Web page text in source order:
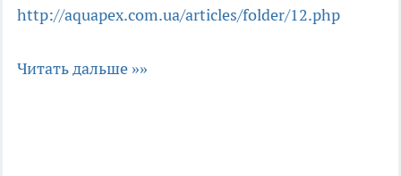
http://aquapex.com.ua/articles/folder/12.php
Читать дальше »»